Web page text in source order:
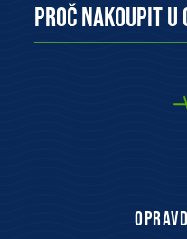
Proč nakoupit u